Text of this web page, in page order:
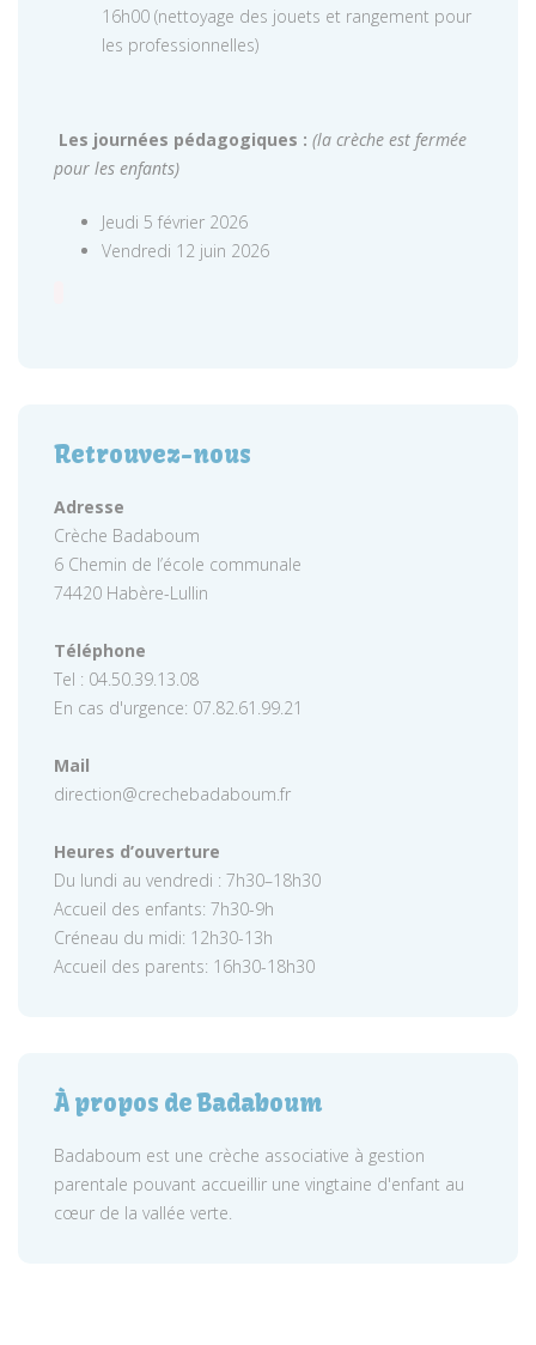
16h00 (nettoyage des jouets et rangement pour
les professionnelles)
Les journées pédagogiques : (la crèche est fermée
pour les enfants)
Jeudi 5 février 2026
Vendredi 12 juin 2026
Retrouvez-nous
Adresse
Crèche Badaboum
6 Chemin de l’école communale
74420 Habère-Lullin
Téléphone
Tel : 04.50.39.13.08
En cas d'urgence: 07.82.61.99.21
Mail
direction@crechebadaboum.fr
Heures d’ouverture
Du lundi au vendredi : 7h30–18h30
Accueil des enfants: 7h30-9h
Créneau du midi: 12h30-13h
Accueil des parents: 16h30-18h30
À propos de Badaboum
Badaboum est une crèche associative à gestion
parentale pouvant accueillir une vingtaine d'enfant au
cœur de la vallée verte.